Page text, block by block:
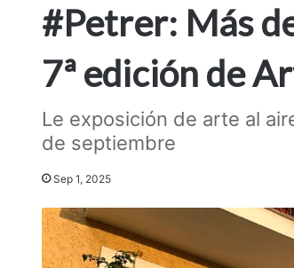
#Petrer: Más
7ª edición de
Le exposición de arte al
de septiembre
Sep 1, 2025